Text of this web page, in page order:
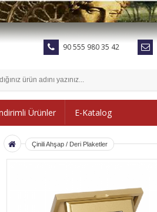
90 555 980 35 42
Ürünler E-Katalog
Çinili Ahşap / Deri Plaketler